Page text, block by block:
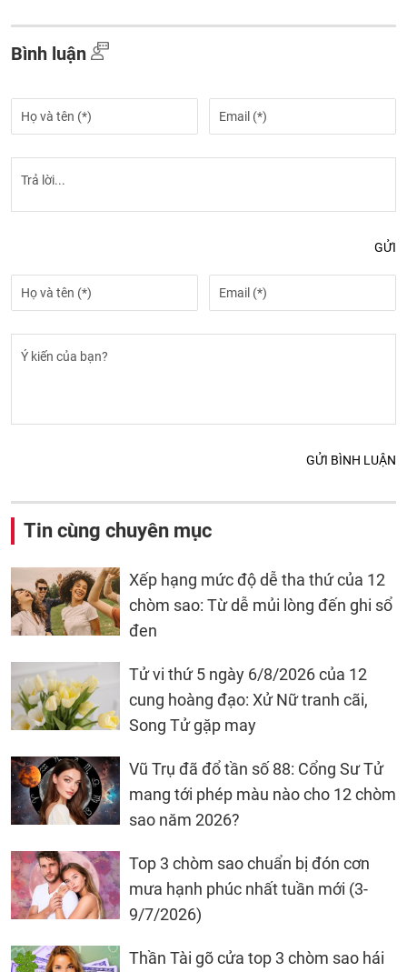
Bình luận
GỬI
GỬI BÌNH LUẬN
Tin cùng chuyên mục
Xếp hạng mức độ dễ tha thứ của 12
chòm sao: Từ dễ mủi lòng đến ghi sổ
đen
Tử vi thứ 5 ngày 6/8/2026 của 12
cung hoàng đạo: Xử Nữ tranh cãi,
Song Tử gặp may
Vũ Trụ đã đổ tần số 88: Cổng Sư Tử
mang tới phép màu nào cho 12 chòm
sao năm 2026?
Top 3 chòm sao chuẩn bị đón cơn
mưa hạnh phúc nhất tuần mới (3-
9/7/2026)
Thần Tài gõ cửa top 3 chòm sao hái